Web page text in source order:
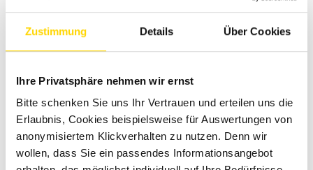
Zustimmung Details Über Cookies
Ihre Privatsphäre nehmen wir ernst
Bitte schenken Sie uns Ihr Vertrauen und erteilen uns die
Erlaubnis, Cookies beispielsweise für Auswertungen von
anonymisiertem Klickverhalten zu nutzen. Denn wir
wollen, dass Sie ein passendes Informationsangebot